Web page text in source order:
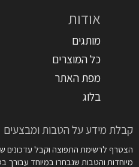
אודות
מותגים
כל המוצרים
מפת האתר
בלוג
קבלת מידע על הטבות ומבצעים
הצטרף לרשימת התפוצה וקבל עדכונים
מיוחדות והטבות שנבחרו במיוחד עבורך